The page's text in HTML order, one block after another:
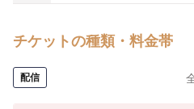
チケットの種類・料金帯
配信